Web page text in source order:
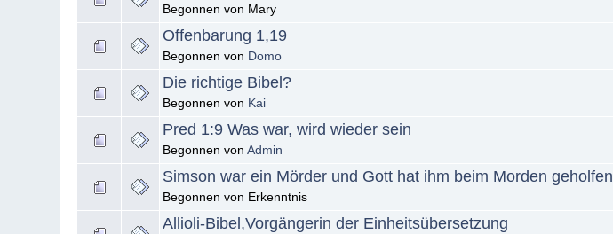
Begonnen von Mary
Offenbarung 1,19
Begonnen von Domo
Die richtige Bibel?
Begonnen von Kai
Pred 1:9 Was war, wird wieder sein
Begonnen vonAdmin
Simson war ein Mörder und Gott hat ihm beim Morden geholfen
Begonnen von Erkenntnis
Allioli-Bibel,Vorgängerin der Einheitsübersetzung